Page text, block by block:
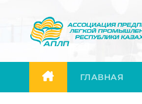
содержимому
ГЛАВНАЯ